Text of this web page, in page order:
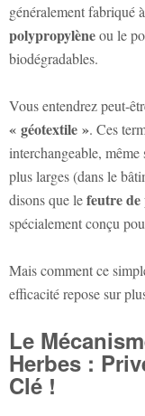
généralement fabriqué
polypropylèneou le
biodégradables.
Vous entendrez peut-
« géotextile ». Ces
interchangeable,
plus larges (dans le
disons que lefeutre de
spécialement conçu
Mais comment ce
efficacité repose sur
Le
Herbes :
Clé !